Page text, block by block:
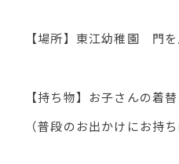
【場所】東江幼稚園 門
【持ち物】お子さんの着
（普段のお出かけにお持